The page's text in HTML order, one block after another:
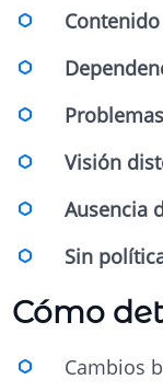
Contenido
Visión
Ausencia
Sin
Cómo
Cambios